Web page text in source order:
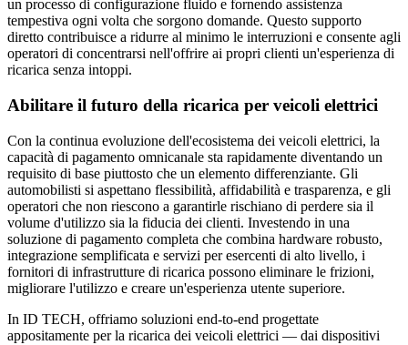
un processo di configurazione fluido e fornendo assistenza
tempestiva ogni volta che sorgono domande. Questo supporto
diretto contribuisce a ridurre al minimo le interruzioni e consente agli
operatori di concentrarsi nell'offrire ai propri clienti un'esperienza di
ricarica senza intoppi.
Abilitare il futuro della ricarica per veicoli elettrici
Con la continua evoluzione dell'ecosistema dei veicoli elettrici, la
capacità di pagamento omnicanale sta rapidamente diventando un
requisito di base piuttosto che un elemento differenziante. Gli
automobilisti si aspettano flessibilità, affidabilità e trasparenza, e gli
operatori che non riescono a garantirle rischiano di perdere sia il
volume d'utilizzo sia la fiducia dei clienti. Investendo in una
soluzione di pagamento completa che combina hardware robusto,
integrazione semplificata e servizi per esercenti di alto livello, i
fornitori di infrastrutture di ricarica possono eliminare le frizioni,
migliorare l'utilizzo e creare un'esperienza utente superiore.
In ID TECH, offriamo soluzioni end-to-end progettate
appositamente per la ricarica dei veicoli elettrici — dai dispositivi